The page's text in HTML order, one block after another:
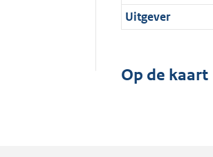
Uitgever
Op de kaart